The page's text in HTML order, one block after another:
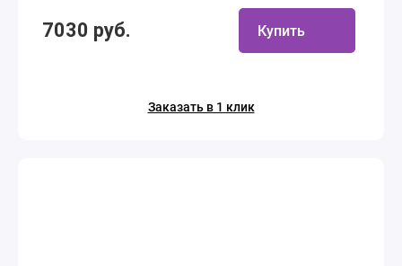
7030 руб. Купить
Заказать в 1 клик